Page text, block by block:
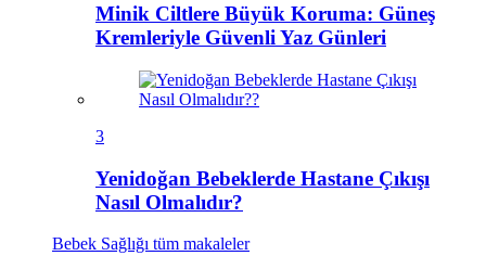
Minik Ciltlere Büyük Koruma: Güneş
Kremleriyle Güvenli Yaz Günleri
3
Yenidoğan Bebeklerde Hastane Çıkışı
Nasıl Olmalıdır?
Bebek Sağlığı tüm makaleler